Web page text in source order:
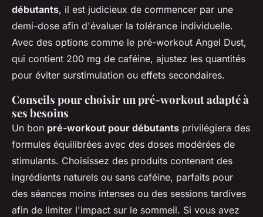
débutants, il est judicieux de commencer par une
demi-dose afin d'évaluer la tolérance individuelle.
Avec des options comme le pré-workout Angel Dust,
qui contient 200 mg de caféine, ajustez les quantités
pour éviter surstimulation ou effets secondaires.
Conseils pour choisir un pré-workout adapté à
ses besoins
Un bon pré-workout pour débutants privilégiera des
formules équilibrées avec des doses modérées de
stimulants. Choisissez des produits contenant des
ingrédients naturels ou sans caféine, parfaits pour
des séances moins intenses ou des sessions tardives
afin de limiter l'impact sur le sommeil. Si vous avez